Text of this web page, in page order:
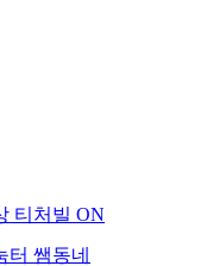
티처빌 ON
터 쌤동네